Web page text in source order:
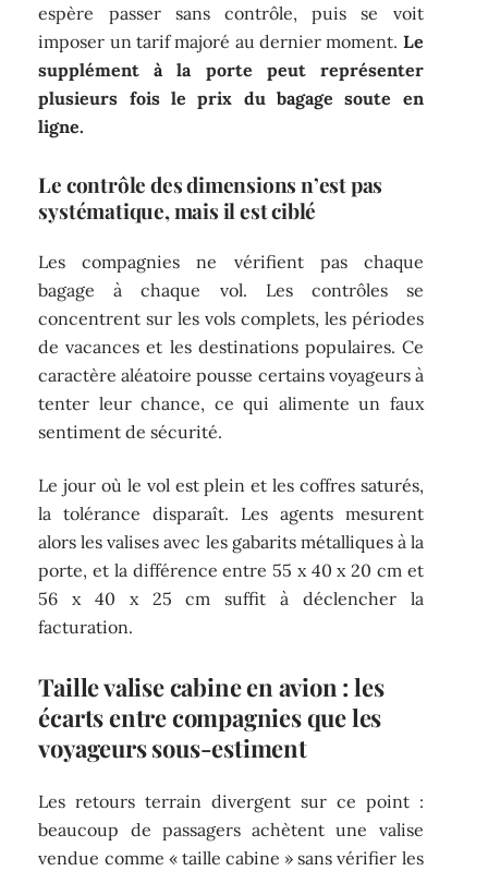
espère passer sans contrôle, puis se voit
imposer un tarif majoré au dernier moment. Le
supplément à la porte peut représenter
plusieurs fois le prix du bagage soute en
ligne.
Le contrôle des dimensions n’est pas
systématique, mais il est ciblé
Les compagnies ne vérifient pas chaque
bagage à chaque vol. Les contrôles se
concentrent sur les vols complets, les périodes
de vacances et les destinations populaires. Ce
caractère aléatoire pousse certains voyageurs à
tenter leur chance, ce qui alimente un faux
sentiment de sécurité.
Le jour où le vol est plein et les coffres saturés,
la tolérance disparaît. Les agents mesurent
alors les valises avec les gabarits métalliques à la
porte, et la différence entre 55 x 40 x 20 cm et
56 x 40 x 25 cm suffit à déclencher la
facturation.
Taille valise cabine en avion : les
écarts entre compagnies que les
voyageurs sous-estiment
Les retours terrain divergent sur ce point :
beaucoup de passagers achètent une valise
vendue comme « taille cabine » sans vérifier les